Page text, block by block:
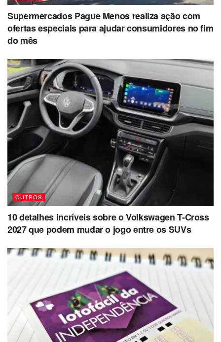
Supermercados Pague Menos realiza ação com
ofertas especiais para ajudar consumidores no fim
do mês
OUTROS
10 detalhes incríveis sobre o Volkswagen T-Cross
2027 que podem mudar o jogo entre os SUVs